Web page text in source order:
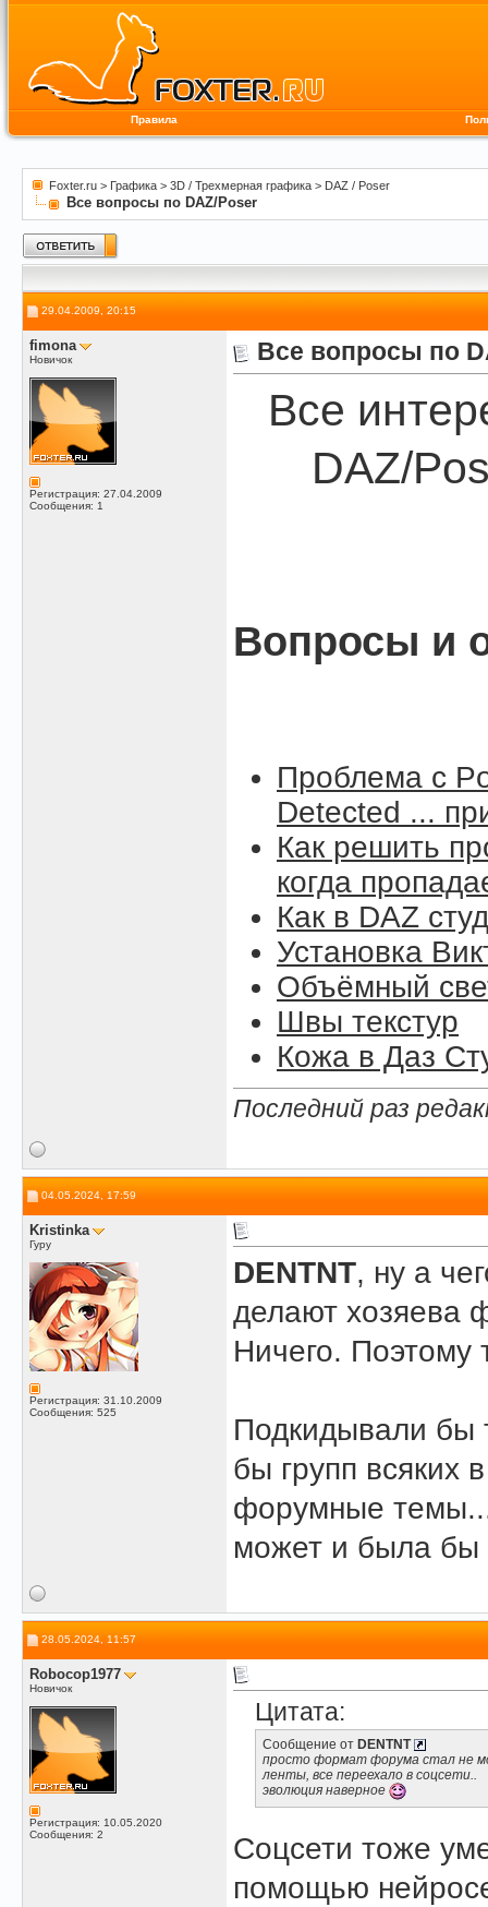
Правила
Foxter.ru > Графика > 3D / Трехмерная графика > DAZ / Poser
Все вопросы по DAZ/Poser
29.04.2009, 20:15
fimona
Новичок
Регистрация: 27.04.2009
Сообщения: 1
Все вопросы по
Все
DAZ/
Вопросы и
Проблема с
Detected ...
Как решить
когда
Как в DAZ
Установка
Объёмный
Швы текстур
Кожа в Даз
Последний раз
04.05.2024, 17:59
Kristinka
Гуру
Регистрация: 31.10.2009
Сообщения: 525
DENTNT, ну а
делают хозяева
Ничего. Поэтому
Подкидывали бы
бы групп всяких
форумные
может и была бы
28.05.2024, 11:57
Robocop1977
Новичок
Регистрация: 10.05.2020
Сообщения: 2
Цитата:
Сообщение от DENTNT
просто формат форума стал не
ленты, все переехало в соцсети..
эволюция наверное
Соцсети тоже
помощью